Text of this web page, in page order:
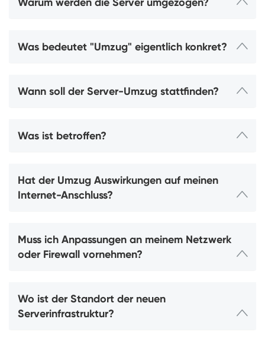
Was bedeutet "Umzug" eigentlich konkret?
Wann soll der Server-Umzug stattfinden?
Was ist betroffen?
Hat der Umzug Auswirkungen auf meinen
Internet-Anschluss?
Muss ich Anpassungen an meinem Netzwerk
oder Firewall vornehmen?
Wo ist der Standort der neuen
Serverinfrastruktur?